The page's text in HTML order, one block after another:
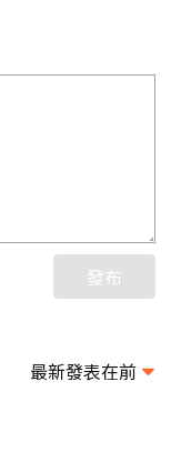
發布
最新發表在前